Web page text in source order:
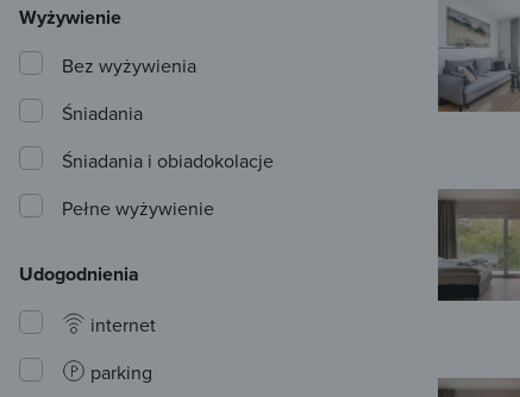
Wyżywienie
Bez wyżywienia
Śniadania
Śniadania i obiadokolacje
Pełne wyżywienie
Udogodnienia
internet
parking